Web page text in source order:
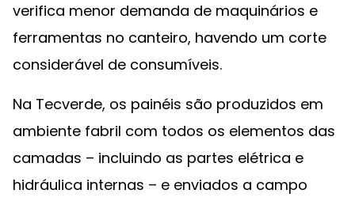
verifica menor demanda de maquinários e
ferramentas no canteiro, havendo um corte
considerável de consumíveis.
Na Tecverde, os painéis são produzidos em
ambiente fabril com todos os elementos das
camadas – incluindo as partes elétrica e
hidráulica internas – e enviados a campo